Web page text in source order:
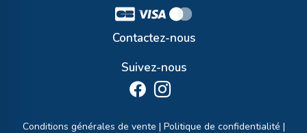
Contactez-nous
Suivez-nous
Conditions générales de vente | Politique de confidentialité |